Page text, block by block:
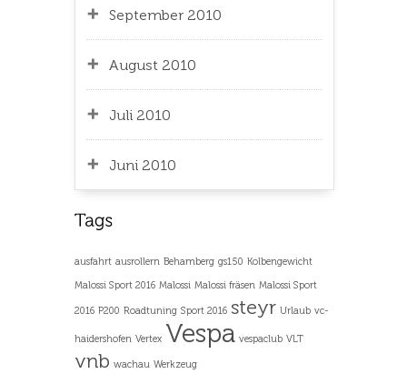
September 2010
August 2010
Juli 2010
Juni 2010
ausfahrt ausrollern Behamberg gs150 Kolbengewicht
Malossi Sport 2016 Malossi Malossi fräsen Malossi Sport
2016 P200 Roadtuning Sport 2016 steyr Urlaub vc-
haidershofen Vertex Vespa vespaclub VLT
vnb wachau Werkzeug